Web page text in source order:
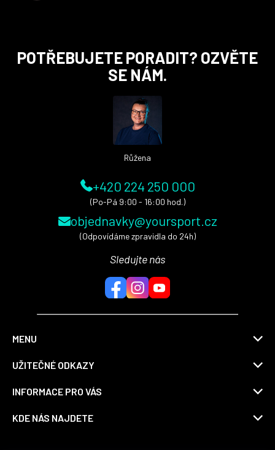
POTŘEBUJETE PORADIT? OZVĚTE
SE NÁM.
Růžena
+420 224 250 000
(Po-Pá 9:00 - 16:00 hod.)
objednavky@yoursport.cz
(Odpovídáme zpravidla do 24h)
Sledujte nás
MENU
UŽITEČNÉ ODKAZY
INFORMACE PRO VÁS
KDE NÁS NAJDETE